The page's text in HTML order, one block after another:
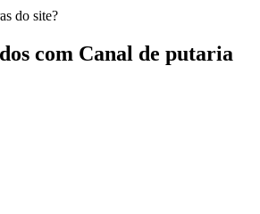
do site?
com Canal de putaria